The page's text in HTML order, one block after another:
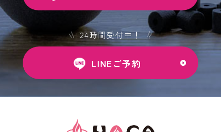
24時間受付中！
LINEご予約